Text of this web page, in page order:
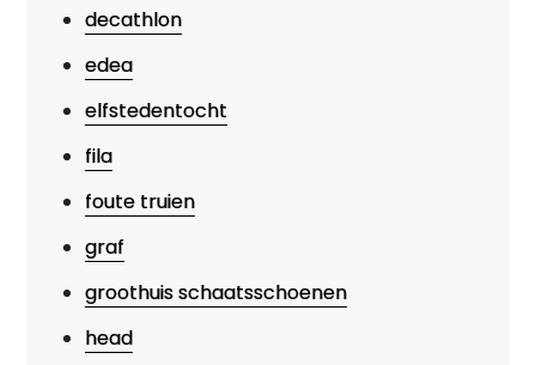
decathlon
edea
elfstedentocht
fila
foute truien
graf
groothuis schaatsschoenen
head